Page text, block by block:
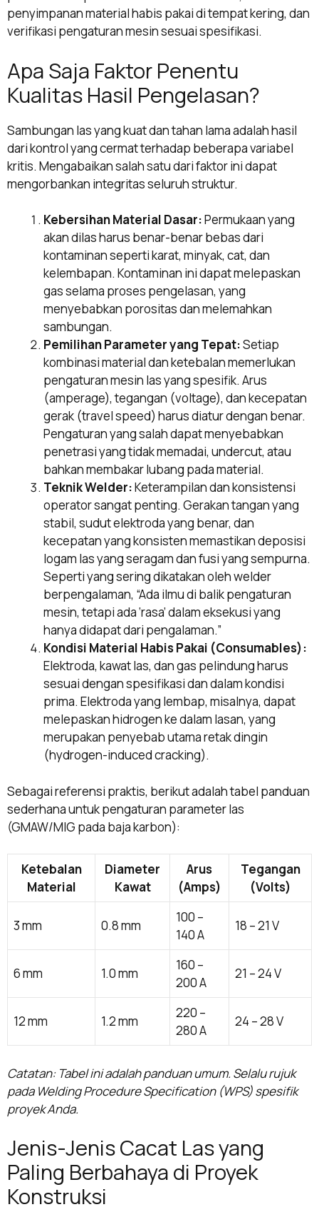
penyimpanan material habis pakai di tempat kering, dan
verifikasi pengaturan mesin sesuai spesifikasi.
Apa Saja Faktor Penentu
Kualitas Hasil Pengelasan?
Sambungan las yang kuat dan tahan lama adalah hasil
dari kontrol yang cermat terhadap beberapa variabel
kritis. Mengabaikan salah satu dari faktor ini dapat
mengorbankan integritas seluruh struktur.
Kebersihan Material Dasar:Permukaan yang
akan dilas harus benar-benar bebas dari
kontaminan seperti karat, minyak, cat, dan
kelembapan. Kontaminan ini dapat melepaskan
gas selama proses pengelasan, yang
menyebabkan porositas dan melemahkan
sambungan.
Pemilihan Parameter yang Tepat:Setiap
kombinasi material dan ketebalan memerlukan
pengaturan mesin las yang spesifik. Arus
(amperage), tegangan (voltage), dan kecepatan
gerak (travel speed) harus diatur dengan benar.
Pengaturan yang salah dapat menyebabkan
penetrasi yang tidak memadai, undercut, atau
bahkan membakar lubang pada material.
Teknik Welder:Keterampilan dan konsistensi
operator sangat penting. Gerakan tangan yang
stabil, sudut elektroda yang benar, dan
kecepatan yang konsisten memastikan deposisi
logam las yang seragam dan fusi yang sempurna.
Seperti yang sering dikatakan oleh welder
berpengalaman, “Ada ilmu di balik pengaturan
mesin, tetapi ada ‘rasa’ dalam eksekusi yang
hanya didapat dari pengalaman.”
Kondisi Material Habis Pakai (Consumables):
Elektroda, kawat las, dan gas pelindung harus
sesuai dengan spesifikasi dan dalam kondisi
prima. Elektroda yang lembap, misalnya, dapat
melepaskan hidrogen ke dalam lasan, yang
merupakan penyebab utama retak dingin
(hydrogen-induced cracking).
Sebagai referensi praktis, berikut adalah tabel panduan
sederhana untuk pengaturan parameter las
(GMAW/MIG pada baja karbon):
Ketebalan
Material
Diameter
Kawat
Arus
(Amps)
Tegangan
(Volts)
3 mm 0.8 mm
100 –
140 A
18 – 21 V
6 mm 1.0 mm
160 –
200 A
21 – 24 V
12 mm 1.2 mm
220 –
280 A
24 – 28 V
Catatan: Tabel ini adalah panduan umum. Selalu rujuk
pada Welding Procedure Specification (WPS) spesifik
proyek Anda.
Jenis-Jenis Cacat Las yang
Paling Berbahaya di Proyek
Konstruksi